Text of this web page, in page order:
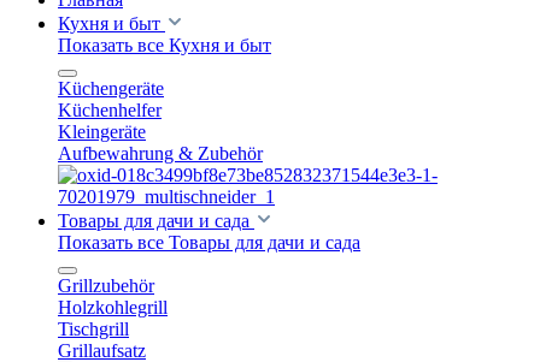
Кухня и быт
Показать все Кухня и быт
Küchengeräte
Küchenhelfer
Kleingeräte
Aufbewahrung & Zubehör
Товары для дачи и сада
Показать все Товары для дачи и сада
Grillzubehör
Holzkohlegrill
Tischgrill
Grillaufsatz